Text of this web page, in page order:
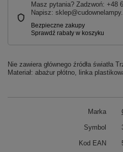
Masz pytania? Zadzwoń: +48
Napisz:
Nie zawiera głównego źródła światła
Materiał: abażur płótno, linka
Marka
Symbol
Kod EAN